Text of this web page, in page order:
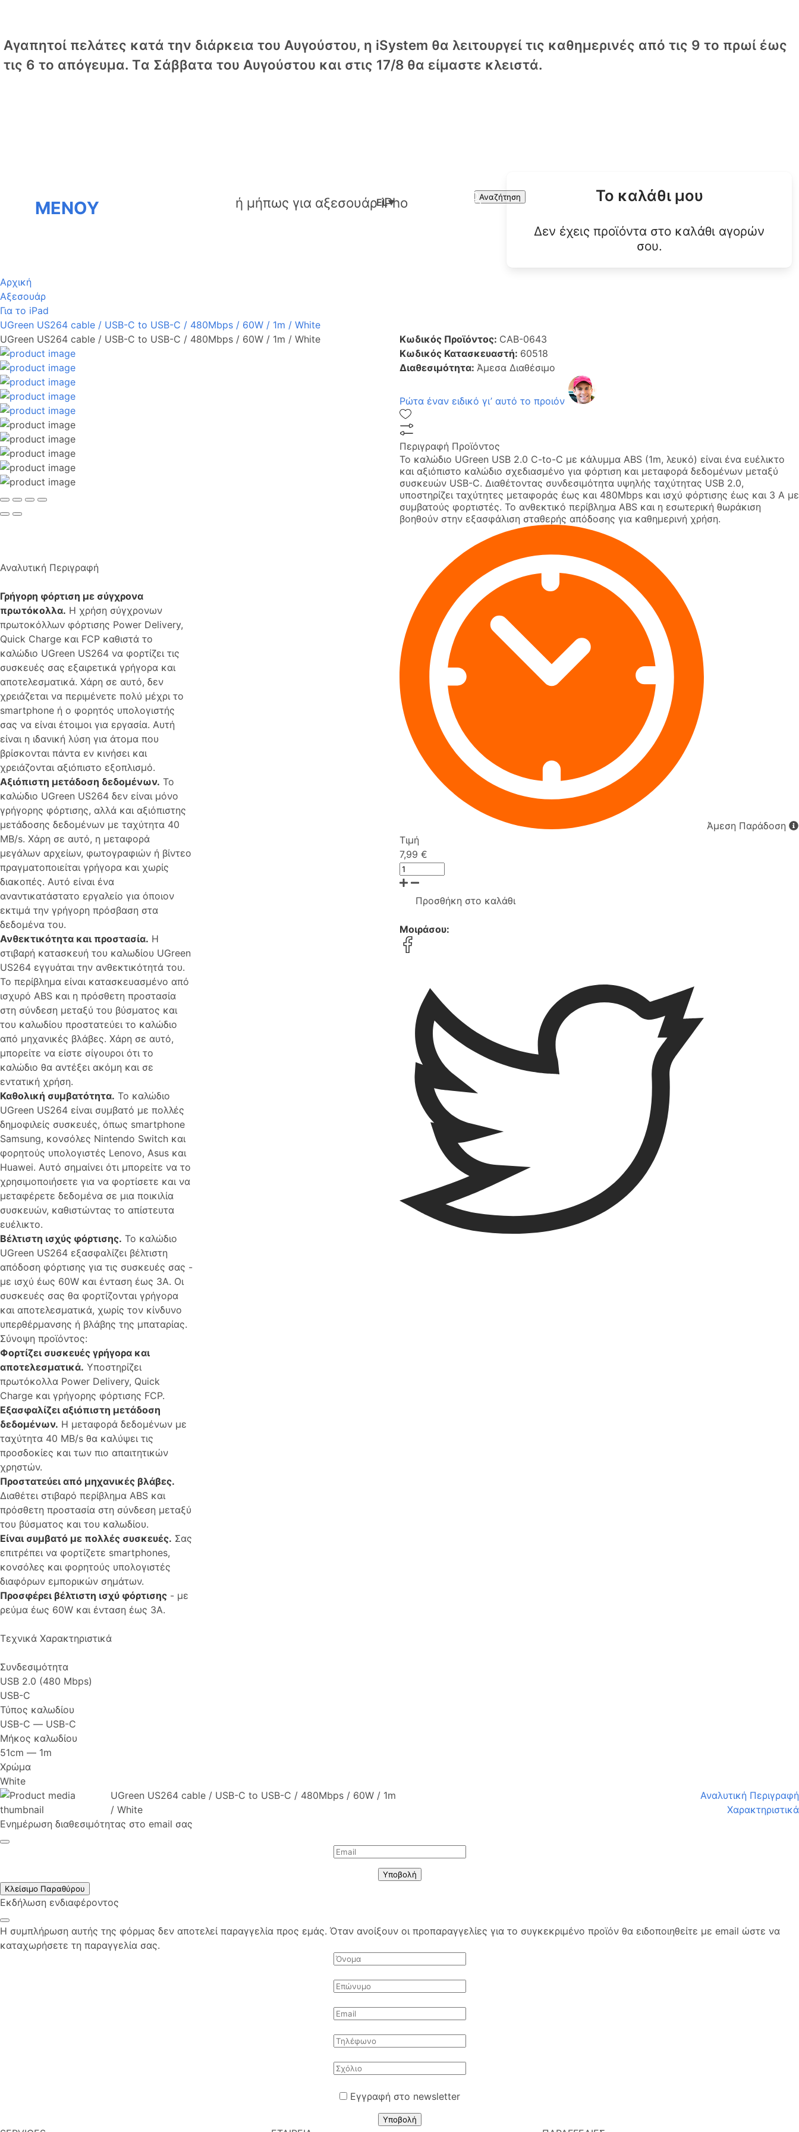
Αγαπητοί πελάτες κατά την διάρκεια του Αυγούστου, η iSystem θα λειτουργεί τις καθημερινές από τις 9 το πρωί έως
τις 6 το απόγευμα. Tα Σάββατα του Αυγούστου και στις 17/8 θα είμαστε κλειστά.
ΜΕΝΟΥ
Search Αναζήτηση
EL▼ Το καλάθι μου
Δεν έχεις προϊόντα στο καλάθι αγορών
σου.
Αρχική
Αξεσουάρ
Για το iPad
UGreen US264 cable / USB-C to USB-C / 480Mbps / 60W / 1m / White
UGreen US264 cable / USB-C to USB-C / 480Mbps / 60W / 1m / White
Αναλυτική Περιγραφή
Γρήγορη φόρτιση με σύγχρονα
πρωτόκολλα. Η χρήση σύγχρονων
πρωτοκόλλων φόρτισης Power Delivery,
Quick Charge και FCP καθιστά το
καλώδιο UGreen US264 να φορτίζει τις
συσκευές σας εξαιρετικά γρήγορα και
αποτελεσματικά. Χάρη σε αυτό, δεν
χρειάζεται να περιμένετε πολύ μέχρι το
smartphone ή ο φορητός υπολογιστής
σας να είναι έτοιμοι για εργασία. Αυτή
είναι η ιδανική λύση για άτομα που
βρίσκονται πάντα εν κινήσει και
χρειάζονται αξιόπιστο εξοπλισμό.
Αξιόπιστη μετάδοση δεδομένων. Το
καλώδιο UGreen US264 δεν είναι μόνο
γρήγορης φόρτισης, αλλά και αξιόπιστης
μετάδοσης δεδομένων με ταχύτητα 40
MB/s. Χάρη σε αυτό, η μεταφορά
μεγάλων αρχείων, φωτογραφιών ή βίντεο
πραγματοποιείται γρήγορα και χωρίς
διακοπές. Αυτό είναι ένα
αναντικατάστατο εργαλείο για όποιον
εκτιμά την γρήγορη πρόσβαση στα
δεδομένα του.
Ανθεκτικότητα και προστασία. Η
στιβαρή κατασκευή του καλωδίου UGreen
US264 εγγυάται την ανθεκτικότητά του.
Το περίβλημα είναι κατασκευασμένο από
ισχυρό ABS και η πρόσθετη προστασία
στη σύνδεση μεταξύ του βύσματος και
του καλωδίου προστατεύει το καλώδιο
από μηχανικές βλάβες. Χάρη σε αυτό,
μπορείτε να είστε σίγουροι ότι το
καλώδιο θα αντέξει ακόμη και σε
εντατική χρήση.
Καθολική συμβατότητα. Το καλώδιο
UGreen US264 είναι συμβατό με πολλές
δημοφιλείς συσκευές, όπως smartphone
Samsung, κονσόλες Nintendo Switch και
φορητούς υπολογιστές Lenovo, Asus και
Huawei. Αυτό σημαίνει ότι μπορείτε να το
χρησιμοποιήσετε για να φορτίσετε και να
μεταφέρετε δεδομένα σε μια ποικιλία
συσκευών, καθιστώντας το απίστευτα
ευέλικτο.
Βέλτιστη ισχύς φόρτισης. Το καλώδιο
UGreen US264 εξασφαλίζει βέλτιστη
απόδοση φόρτισης για τις συσκευές σας -
με ισχύ έως 60W και ένταση έως 3A. Οι
συσκευές σας θα φορτίζονται γρήγορα
και αποτελεσματικά, χωρίς τον κίνδυνο
υπερθέρμανσης ή βλάβης της μπαταρίας.
Σύνοψη προϊόντος:
Φορτίζει συσκευές γρήγορα και
αποτελεσματικά. Υποστηρίζει
πρωτόκολλα Power Delivery, Quick
Charge και γρήγορης φόρτισης FCP.
Εξασφαλίζει αξιόπιστη μετάδοση
δεδομένων. Η μεταφορά δεδομένων με
ταχύτητα 40 MB/s θα καλύψει τις
προσδοκίες και των πιο απαιτητικών
χρηστών.
Προστατεύει από μηχανικές βλάβες.
Διαθέτει στιβαρό περίβλημα ABS και
πρόσθετη προστασία στη σύνδεση μεταξύ
του βύσματος και του καλωδίου.
Είναι συμβατό με πολλές συσκευές. Σας
επιτρέπει να φορτίζετε smartphones,
κονσόλες και φορητούς υπολογιστές
διαφόρων εμπορικών σημάτων.
Προσφέρει βέλτιστη ισχύ φόρτισης - με
ρεύμα έως 60W και ένταση έως 3A.
Τεχνικά Χαρακτηριστικά
Συνδεσιμότητα
USB 2.0 (480 Mbps)
USB-C
Τύπος καλωδίου
USB-C ― USB-C
Μήκος καλωδίου
51cm ― 1m
Χρώμα
White
Κωδικός Προϊόντος: CAB-0643
Κωδικός Κατασκευαστή: 60518
Διαθεσιμότητα: Άμεσα Διαθέσιμο
Ρώτα έναν ειδικό γι’ αυτό το προιόν
Περιγραφή Προϊόντος
Το καλώδιο UGreen USB 2.0 C-to-C με κάλυμμα ABS (1m, λευκό) είναι ένα ευέλικτο
και αξιόπιστο καλώδιο σχεδιασμένο για φόρτιση και μεταφορά δεδομένων μεταξύ
συσκευών USB-C. Διαθέτοντας συνδεσιμότητα υψηλής ταχύτητας USB 2.0,
υποστηρίζει ταχύτητες μεταφοράς έως και 480Mbps και ισχύ φόρτισης έως και 3 A με
συμβατούς φορτιστές. Το ανθεκτικό περίβλημα ABS και η εσωτερική θωράκιση
βοηθούν στην εξασφάλιση σταθερής απόδοσης για καθημερινή χρήση.
Άμεση Παράδοση
Τιμή
7,99 €
Προσθήκη στο καλάθι
Μοιράσου:
UGreen US264 cable / USB-C to USB-C / 480Mbps / 60W / 1m
/ White
Αναλυτική Περιγραφή
Χαρακτηριστικά
Ενημέρωση διαθεσιμότητας στο email σας
Υποβολή
Κλείσιμο Παραθύρου
Εκδήλωση ενδιαφέροντος
Η συμπλήρωση αυτής της φόρμας δεν αποτελεί παραγγελία προς εμάς. Όταν ανοίξουν οι προπαραγγελίες για το συγκεκριμένο προϊόν θα ειδοποιηθείτε με email ώστε να
καταχωρήσετε τη παραγγελία σας.
Εγγραφή στο newsletter
Υποβολή